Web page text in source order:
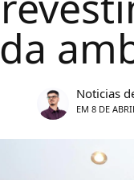
Noticias
EM 8 DE